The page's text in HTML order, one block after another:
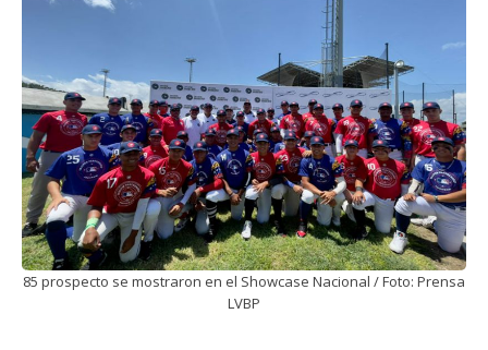
85 prospecto se mostraron en el Showcase Nacional / Foto: Prensa
LVBP